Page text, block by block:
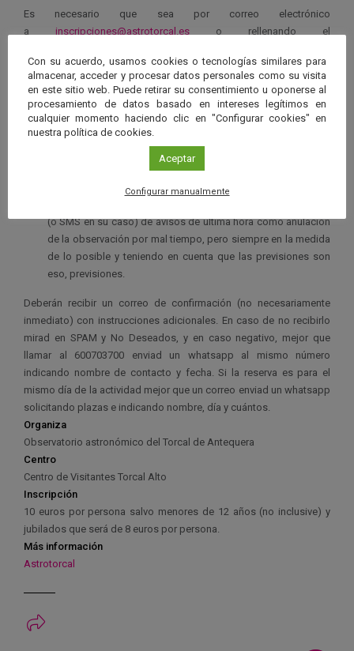
Es necesario que sea por correo electrónico
a inscripciones@astrotorcal.es o rellenando el
asunto el tipo de actividad y en el cuerpo del mensaje los
siguientes datos (obligatorios para reservar):
Nombre y apellido de contacto.
(o SMS en su caso) de avisos de última hora como anulación
de la observación por mal tiempo, pero siempre en la medida
de lo posible y teniendo en cuenta que las previsiones son
eso, previsiones.
Deberán recibir un correo de confirmación (no necesariamente
inmediato) con instrucciones adicionales. En caso de no recibirlo
mirad en SPAM y No Deseados, y en caso negativo, mejor que
llamar al 600703700 enviad un whatsapp al mismo número
indicando nombre de contacto y fecha. Si la reserva es para el
mismo día de la actividad mejor que un correo enviad un whatsapp
solicitando plazas e indicando nombre, día y cuántos.
Organiza
Observatorio astronómico del Torcal de Antequera
Centro
Centro de Visitantes Torcal Alto
Inscripción
10 euros por persona salvo menores de 12 años (no inclusive) y
jubilados que será de 8 euros por persona.
Más información
Astrotorcal
Con su acuerdo, usamos cookies o tecnologías similares para
almacenar, acceder y procesar datos personales como su visita
en este sitio web. Puede retirar su consentimiento u oponerse al
procesamiento de datos basado en intereses legítimos en
cualquier momento haciendo clic en "Configurar cookies" en
nuestra política de cookies.
Aceptar
Configurar manualmente